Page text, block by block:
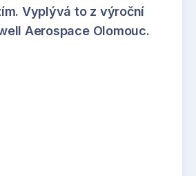
Vyplývá to z výroční
Aerospace Olomouc.